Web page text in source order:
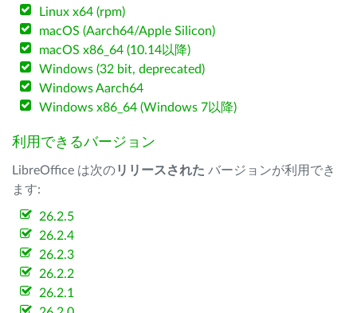
Linux x64 (rpm)
macOS (Aarch64/Apple Silicon)
macOS x86_64 (10.14以降)
Windows (32 bit, deprecated)
Windows Aarch64
Windows x86_64 (Windows 7以降)
利用できるバージョン
LibreOffice は次のリリースされた バージョンが利用でき
ます:
26.2.5
26.2.4
26.2.3
26.2.2
26.2.1